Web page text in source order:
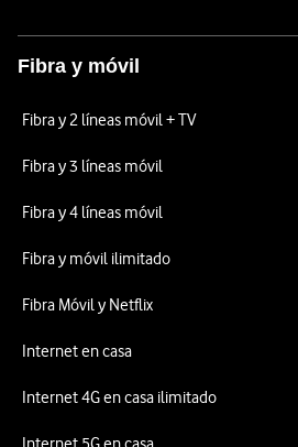
Fibra y móvil
Fibra y 2 líneas móvil + TV
Fibra y 3 líneas móvil
Fibra y 4 líneas móvil
Fibra y móvil ilimitado
Fibra Móvil y Netflix
Internet en casa
Internet 4G en casa ilimitado